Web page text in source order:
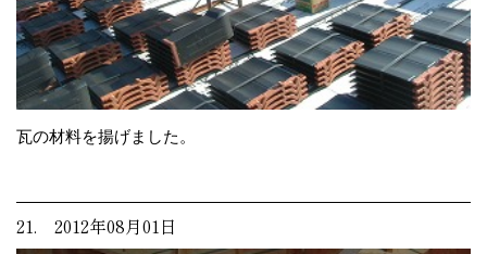
瓦の材料を揚げました。
21. 2012年08月01日